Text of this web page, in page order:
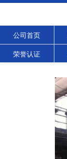
公司首页
荣誉认证